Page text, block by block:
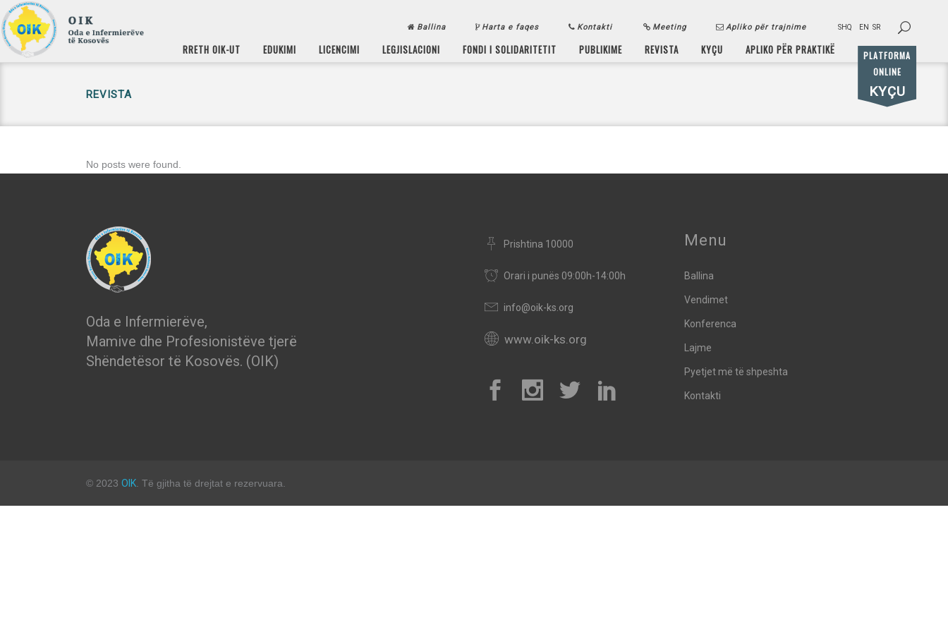
Ballina Harta e faqes Kontakti Meeting Apliko për trajnime SHQ EN SR
RRETH OIK-UT EDUKIMI LICENCIMI LEGJISLACIONI FONDI I SOLIDARITETIT PUBLIKIME REVISTA
PLATFORMA
ONLINE
KYÇU
KYÇU APLIKO PËR PRAKTIKË
REVISTA
No posts were found.
Oda e Infermierëve,
Mamive dhe Profesionistëve tjerë
Shëndetësor të Kosovës. (OIK)
Prishtina 10000
Orari i punës 09:00h-14:00h
info@oik-ks.org
www.oik-ks.org
Menu
Ballina
Vendimet
Konferenca
Lajme
Pyetjet më të shpeshta
Kontakti
© 2023 OIK. Të gjitha të drejtat e rezervuara.